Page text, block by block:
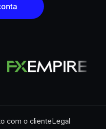
com o clienteLegal